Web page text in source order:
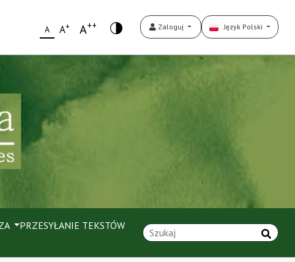
A A+ A++ Zaloguj Język Polski
PRZESYŁANIE TEKSTÓW